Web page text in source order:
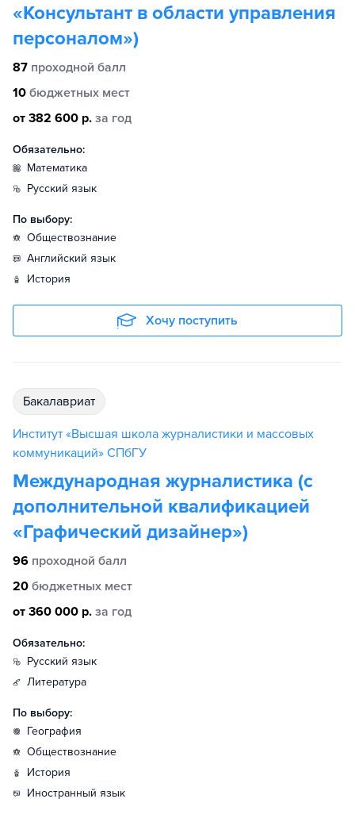
«Консультант в области управления
персоналом»)
87 проходной балл
10 бюджетных мест
от 382 600 р. за год
Обязательно:
математика
русский язык
По выбору:
обществознание
английский язык
история
Хочу поступить
бакалавриат
Институт «Высшая школа журналистики и массовых
коммуникаций» СПбГУ
Международная журналистика (с
дополнительной квалификацией
«Графический дизайнер»)
96 проходной балл
20 бюджетных мест
от 360 000 р. за год
Обязательно:
русский язык
литература
По выбору:
география
обществознание
история
иностранный язык